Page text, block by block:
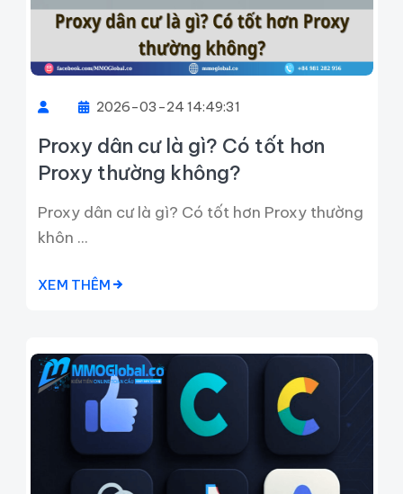
2026-03-24 14:49:31
Proxy dân cư là gì? Có tốt hơn
Proxy thường không?
Proxy dân cư là gì? Có tốt hơn Proxy thường
khôn ...
XEM THÊM